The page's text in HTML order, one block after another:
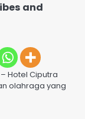
and
Hotel Ciputra
olahraga yang